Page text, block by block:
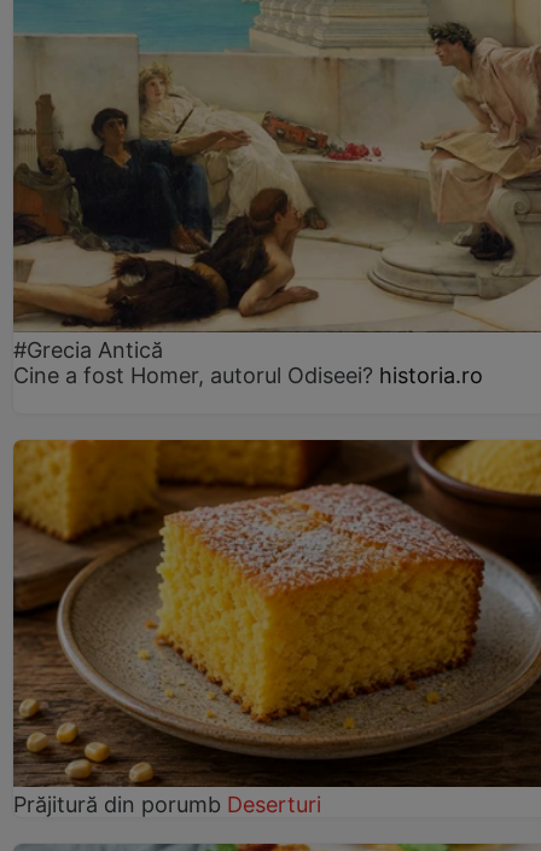
#Grecia Antică
Cine a fost Homer, autorul Odiseei? historia.ro
Prăjitură din porumb Deserturi